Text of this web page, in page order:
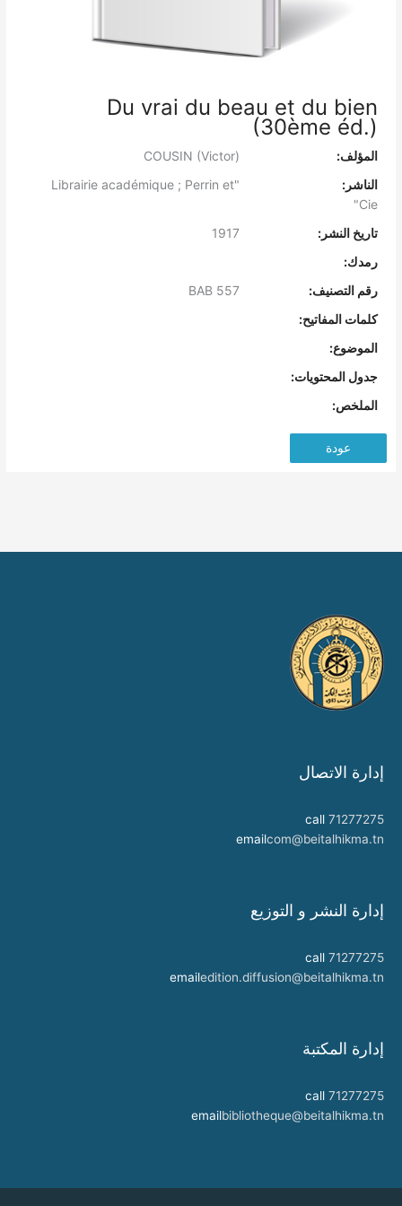
Du vrai du beau et du bien
(30ème éd.)
المؤلف:
الناشر:
"Librairie académique ; Perrin et
Cie"
تاريخ النشر:
رمدك:
رقم التصنيف:
كلمات المفاتيح:
الموضوع:
جدول المحتويات:
الملخص:
عودة
إدارة الاتصال
call 71277275
emailcom@beitalhikma.tn
إدارة النشر و التوزيع
call 71277275
emailedition.diffusion@beitalhikma.tn
إدارة المكتبة
call 71277275
emailbibliotheque@beitalhikma.tn